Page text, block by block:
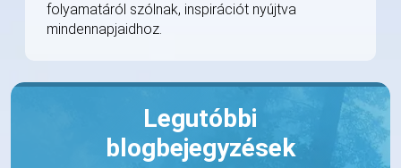
folyamatáról szólnak, inspirációt nyújtva
mindennapjaidhoz.
Legutóbbi
blogbejegyzések